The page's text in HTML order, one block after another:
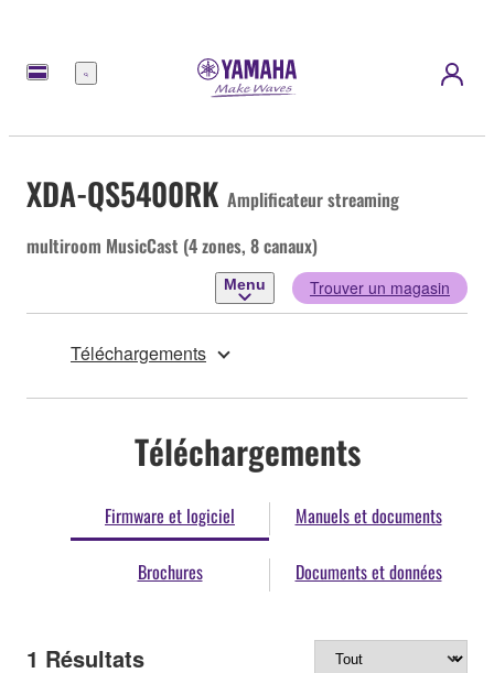
Menu
XDA-QS5400RK Amplificateur streaming
multiroom MusicCast (4 zones, 8 canaux)
Menu Trouver un magasin
Téléchargements
Téléchargements
Firmware et logiciel Manuels et documents
Brochures Documents et données
1 Résultats